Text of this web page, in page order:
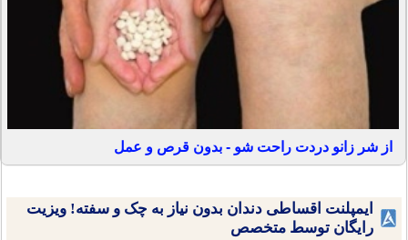
از شر زانو دردت راحت شو - بدون قرص و عمل
ایمپلنت اقساطی دندان بدون نیاز به چک و سفته! ویزیت
رایگان توسط متخصص